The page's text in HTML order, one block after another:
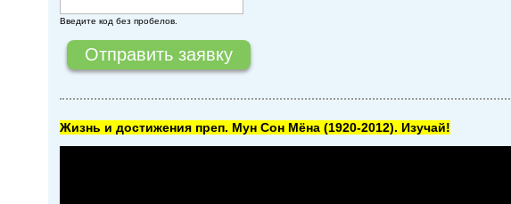
Введите код без пробелов.
Жизнь и достижения преп. Мун Сон Мёна (1920-2012). Изучай!